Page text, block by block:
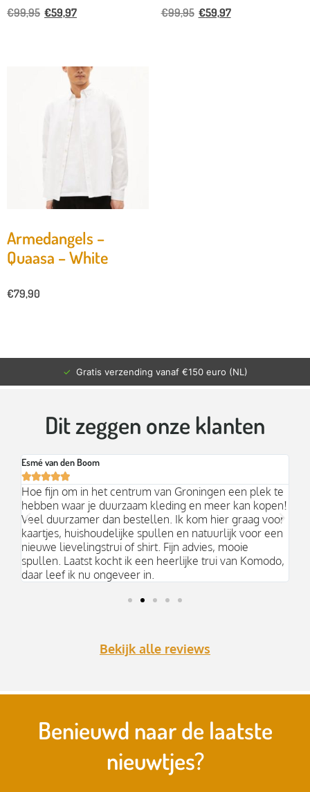
€99,95 €59,97 €99,95 €59,97
Armedangels –
Quaasa – White
€79,90
✓ Gratis verzending vanaf €150 euro (NL)
Dit zeggen onze klanten
Esmé van den Boom

Hoe fijn om in het centrum van Groningen een plek te
hebben waar je duurzaam kleding en meer kan kopen!
Veel duurzamer dan bestellen. Ik kom hier graag voor
kaartjes, huishoudelijke spullen en natuurlijk voor een
nieuwe lievelingstrui of shirt. Fijn advies, mooie
spullen. Laatst kocht ik een heerlijke trui van Komodo,
daar leef ik nu ongeveer in.
Bekijk alle reviews
Benieuwd naar de laatste
nieuwtjes?